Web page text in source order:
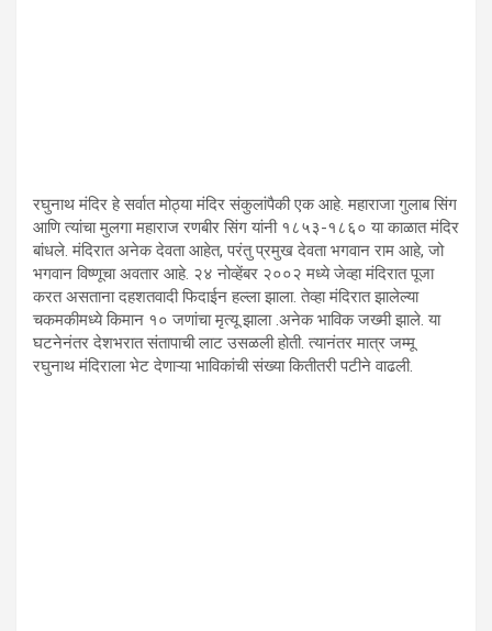
रघुनाथ मंदिर हे सर्वात मोठ्या मंदिर संकुलांपैकी एक आहे. महाराजा गुलाब सिंग
आणि त्यांचा मुलगा महाराज रणबीर सिंग यांनी १८५३-१८६० या काळात मंदिर
बांधले. मंदिरात अनेक देवता आहेत, परंतु प्रमुख देवता भगवान राम आहे, जो
भगवान विष्णूचा अवतार आहे. २४ नोव्हेंबर २००२ मध्ये जेव्हा मंदिरात पूजा
करत असताना दहशतवादी फिदाईन हल्ला झाला. तेव्हा मंदिरात झालेल्या
चकमकीमध्ये किमान १० जणांचा मृत्यू झाला .अनेक भाविक जख्मी झाले. या
घटनेनंतर देशभरात संतापाची लाट उसळली होती. त्यानंतर मात्र जम्मू
रघुनाथ मंदिराला भेट देणाऱ्या भाविकांची संख्या कितीतरी पटीने वाढली.